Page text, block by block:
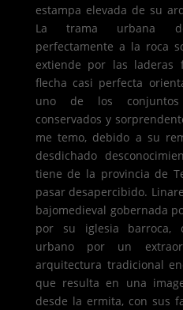
estampa elevada de su
La trama urbana
perfectamente a la roca
extiende por las laderas
flecha casi perfecta
uno de los conjuntos
conservados y
me temo, debido a su
desdichado
tiene de la provincia de
pasar desapercibido.
bajomedieval gobernada
por su iglesia barroca,
urbano por un
arquitectura tradicional
que resulta en una
desde la ermita, con sus